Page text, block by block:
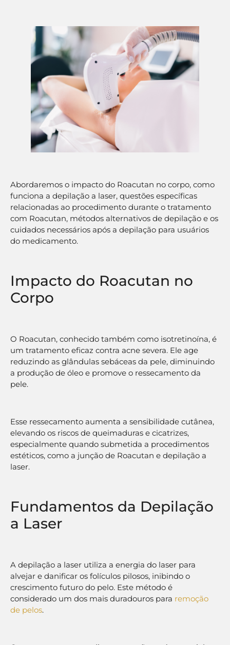
Abordaremos o impacto do Roacutan no corpo, como
funciona a depilação a laser, questões específicas
relacionadas ao procedimento durante o tratamento
com Roacutan, métodos alternativos de depilação e os
cuidados necessários após a depilação para usuários
do medicamento.
Impacto do Roacutan no
Corpo
O Roacutan, conhecido também como isotretinoína, é
um tratamento eficaz contra acne severa. Ele age
reduzindo as glândulas sebáceas da pele, diminuindo
a produção de óleo e promove o ressecamento da
pele.
Esse ressecamento aumenta a sensibilidade cutânea,
elevando os riscos de queimaduras e cicatrizes,
especialmente quando submetida a procedimentos
estéticos, como a junção de Roacutan e depilação a
laser.
Fundamentos da Depilação
a Laser
A depilação a laser utiliza a energia do laser para
alvejar e danificar os folículos pilosos, inibindo o
crescimento futuro do pelo. Este método é
considerado um dos mais duradouros para remoção
de pelos.